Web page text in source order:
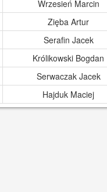
Wrzesień Marcin
Zięba Artur
Serafin Jacek
Królikowski Bogdan
Serwaczak Jacek
Hajduk Maciej